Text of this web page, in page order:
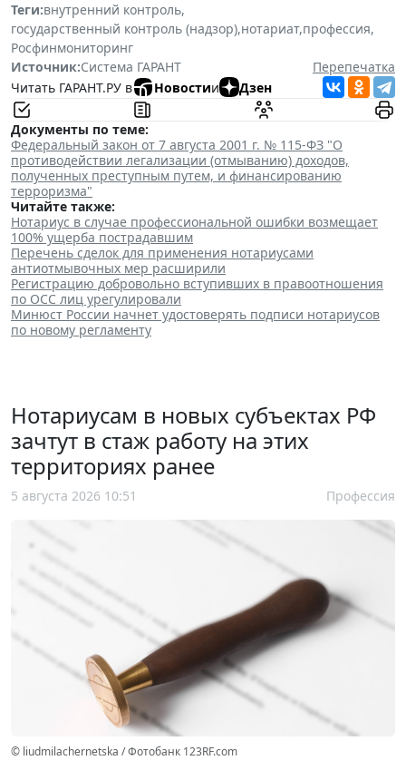
Теги:внутренний контроль,
государственный контроль (надзор),нотариат,профессия,
Росфинмониторинг
Источник:Система ГАРАНТ
Перепечатка
Читать ГАРАНТ.РУ в
Новостии Дзен
Документы по теме:
Федеральный закон от 7 августа 2001 г. № 115-ФЗ "О
противодействии легализации (отмыванию) доходов,
полученных преступным путем, и финансированию
терроризма"
Читайте также:
Нотариус в случае профессиональной ошибки возмещает
100% ущерба пострадавшим
Перечень сделок для применения нотариусами
антиотмывочных мер расширили
Регистрацию добровольно вступивших в правоотношения
по ОСС лиц урегулировали
Минюст России начнет удостоверять подписи нотариусов
по новому регламенту
Нотариусам в новых субъектах РФ
зачтут в стаж работу на этих
территориях ранее
5 августа 2026 10:51 Профессия
© liudmilachernetska / Фотобанк 123RF.com